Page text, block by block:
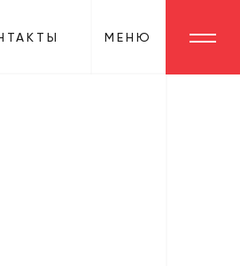
МЕНЮ